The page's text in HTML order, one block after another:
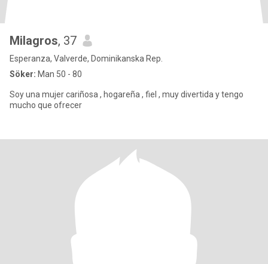
Milagros, 37
Esperanza, Valverde, Dominikanska Rep.
Söker: Man 50 - 80
Soy una mujer cariñosa , hogareña , fiel , muy divertida y tengo
mucho que ofrecer